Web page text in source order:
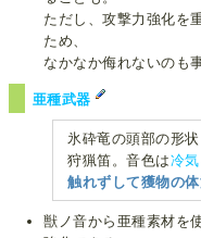
ただし、攻撃力強化を
ため、
なかなか侮れないのも
亜種武器
氷砕竜の頭部の形
狩猟笛。音色は冷気
触れずして獲物の体
獣ノ音から亜種素材を